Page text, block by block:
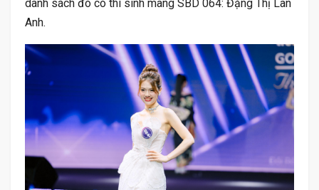
danh sách đó có thí sinh mang SBD 064: Đặng Thị Lan
Anh.